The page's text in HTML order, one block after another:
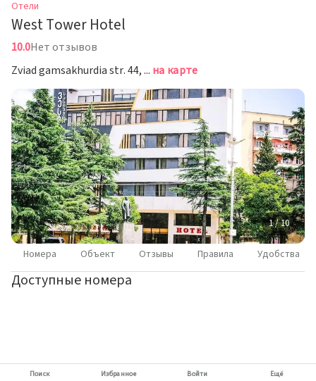
Отели
West Tower Hotel
10.0Нет отзывов
Zviad gamsakhurdia str. 44, Kutaisi, Кутаиси на карте
1 / 10
Номера Объект Отзывы Правила Удобства
Доступные номера
Поиск Избранное Войти Ещё